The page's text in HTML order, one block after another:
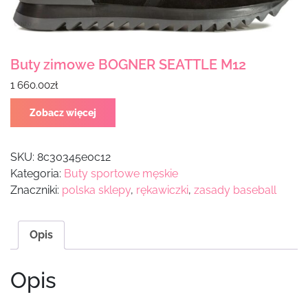
Buty zimowe BOGNER SEATTLE M12
1 660.00zł
Zobacz więcej
SKU: 8c30345e0c12
Kategoria: Buty sportowe męskie
Znaczniki: polska sklepy, rękawiczki, zasady baseball
Opis
Opis